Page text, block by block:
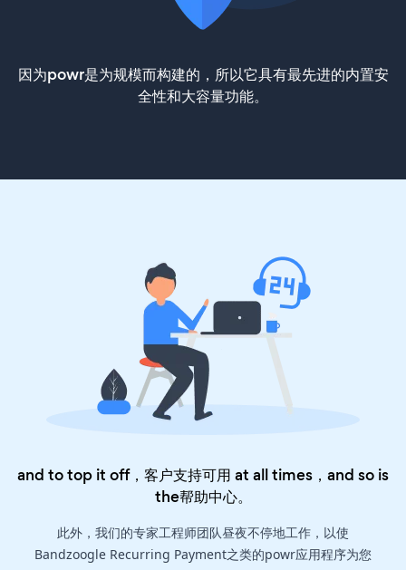
因为powr是为规模而构建的，所以它具有最先进的内置安
全性和大容量功能。
and to top it off，客户支持可用 at all times，and so is
the帮助中心。
此外，我们的专家工程师团队昼夜不停地工作，以使
Bandzoogle Recurring Payment之类的powr应用程序为您